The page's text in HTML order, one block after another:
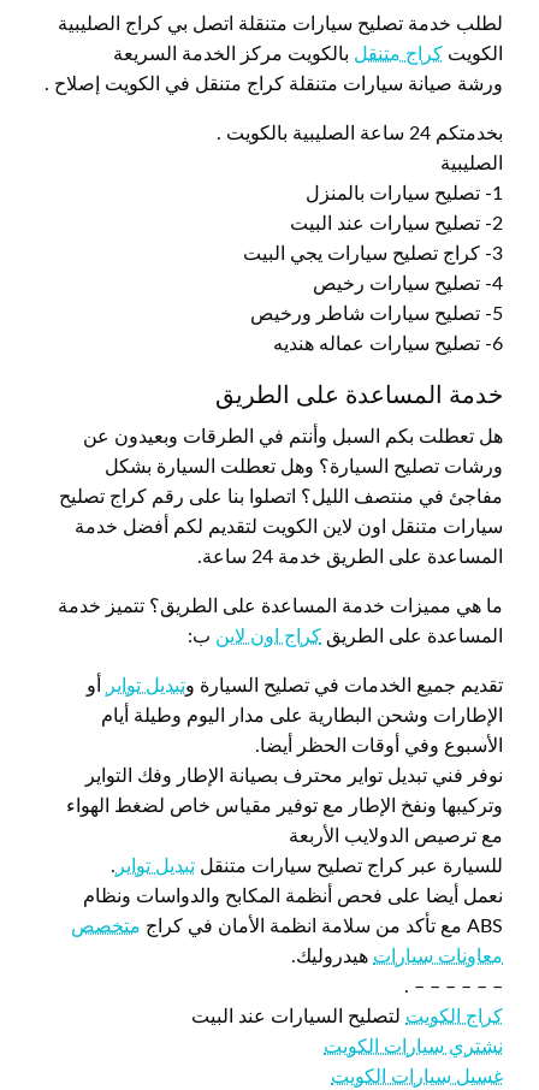
لطلب خدمة تصليح سيارات متنقلة اتصل بي كراج الصليبية
الكويت كراج متنقل بالكويت مركز الخدمة السريعة
ورشة صيانة سيارات متنقلة كراج متنقل في الكويت إصلاح .
بخدمتكم 24 ساعة الصليبية بالكويت .
الصليبية
1- تصليح سيارات بالمنزل
2- تصليح سيارات عند البيت
3- كراج تصليح سيارات يجي البيت
4- تصليح سيارات رخيص
5- تصليح سيارات شاطر ورخيص
6- تصليح سيارات عماله هنديه
خدمة المساعدة على الطريق
هل تعطلت بكم السبل وأنتم في الطرقات وبعيدون عن
ورشات تصليح السيارة؟ وهل تعطلت السيارة بشكل
مفاجئ في منتصف الليل؟ اتصلوا بنا على رقم كراج تصليح
سيارات متنقل اون لاين الكويت لتقديم لكم أفضل خدمة
المساعدة على الطريق خدمة 24 ساعة.
ما هي مميزات خدمة المساعدة على الطريق؟ تتميز خدمة
المساعدة على الطريق كراج اون لاين ب:
تقديم جميع الخدمات في تصليح السيارة وتبديل تواير
أو
الإطارات وشحن البطارية على مدار اليوم وطيلة أيام
الأسبوع وفي أوقات الحظر أيضا.
نوفر فني تبديل تواير محترف بصيانة الإطار وفك التواير
وتركيبها ونفخ الإطار مع توفير مقياس خاص لضغط الهواء
مع ترصيص الدولايب الأربعة
للسيارة عبر كراج تصليح سيارات متنقل تبديل تواير .
نعمل أيضا على فحص أنظمة المكابح والدواسات ونظام
ABS مع تأكد من سلامة انظمة الأمان في كراج
متخصص
معاونات سيارات هيدروليك.
– – – – – – .
كراج الكويت لتصليح السيارات عند البيت
نشتري سيارات الكويت
غسيل سيارات الكويت